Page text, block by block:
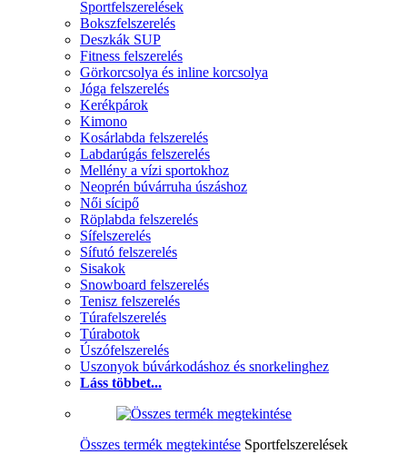
Sportfelszerelések
Bokszfelszerelés
Deszkák SUP
Fitness felszerelés
Görkorcsolya és inline korcsolya
Jóga felszerelés
Kerékpárok
Kimono
Kosárlabda felszerelés
Labdarúgás felszerelés
Mellény a vízi sportokhoz
Neoprén búvárruha úszáshoz
Női sícipő
Röplabda felszerelés
Sífelszerelés
Sífutó felszerelés
Sisakok
Snowboard felszerelés
Tenisz felszerelés
Túrafelszerelés
Túrabotok
Úszófelszerelés
Uszonyok búvárkodáshoz és snorkelinghez
Láss többet...
Összes termék megtekintése Sportfelszerelések